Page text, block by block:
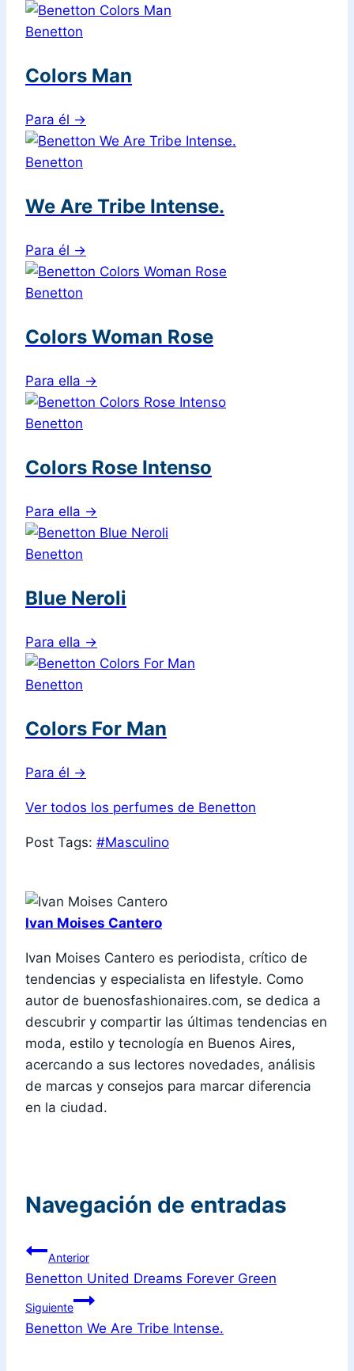
Benetton
Colors Man
Para él →
Benetton
We Are Tribe Intense.
Para él →
Benetton
Colors Woman Rose
Para ella →
Benetton
Colors Rose Intenso
Para ella →
Benetton
Blue Neroli
Para ella →
Benetton
Colors For Man
Para él →
Ver todos los perfumes de Benetton
Post Tags: #Masculino
Ivan Moises Cantero
Ivan Moises Cantero es periodista, crítico de
tendencias y especialista en lifestyle. Como
autor de buenosfashionaires.com, se dedica a
descubrir y compartir las últimas tendencias en
moda, estilo y tecnología en Buenos Aires,
acercando a sus lectores novedades, análisis
de marcas y consejos para marcar diferencia
en la ciudad.
Navegación de entradas
Anterior
Benetton United Dreams Forever Green
Siguiente
Benetton We Are Tribe Intense.